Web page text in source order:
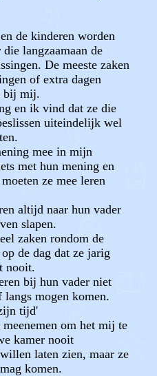
de kinderen worden
langzaamaan de
De meeste zaken
of extra dagen
bij mij.
en ik vind dat ze die
uiteindelijk wel
mee in mijn
met hun mening en
ze mee leren
altijd naar hun vader
slapen.
zaken rondom de
de dag dat ze jarig
nooit.
bij hun vader niet
mogen komen.
tijd'
meenemen om het mij te
kamer nooit
laten zien, maar ze
komen.